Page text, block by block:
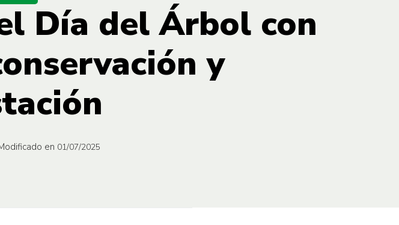
Día del Árbol con
y
en 01/07/2025